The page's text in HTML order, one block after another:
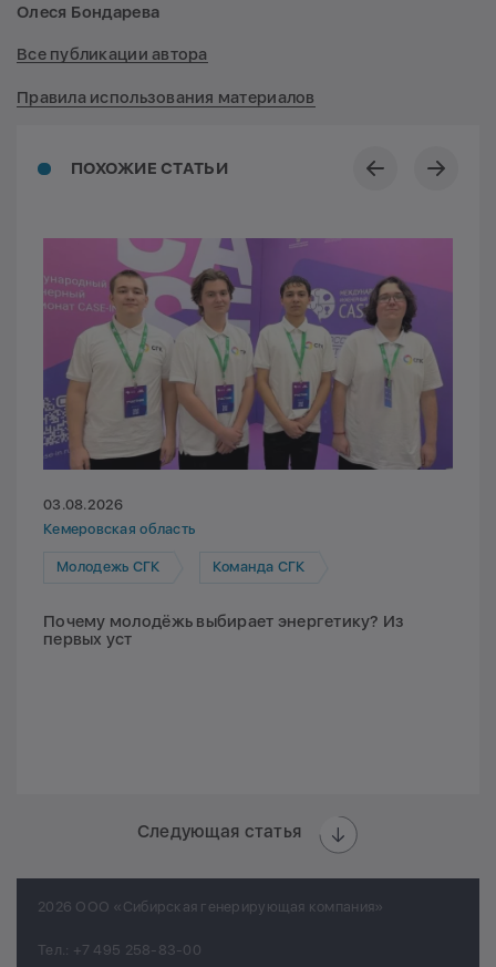
ПОХОЖИЕ СТАТЬИ
03.08.2026
Кемеровская область
Молодежь СГК Команда СГК
Почему молодёжь выбирает энергетику? Из
первых уст
Следующая статья
Олеся Бондарева
Все публикации автора
Правила использования материалов
2026 ООО «Сибирская генерирующая компания»
Тел.: +7 495 258-83-00